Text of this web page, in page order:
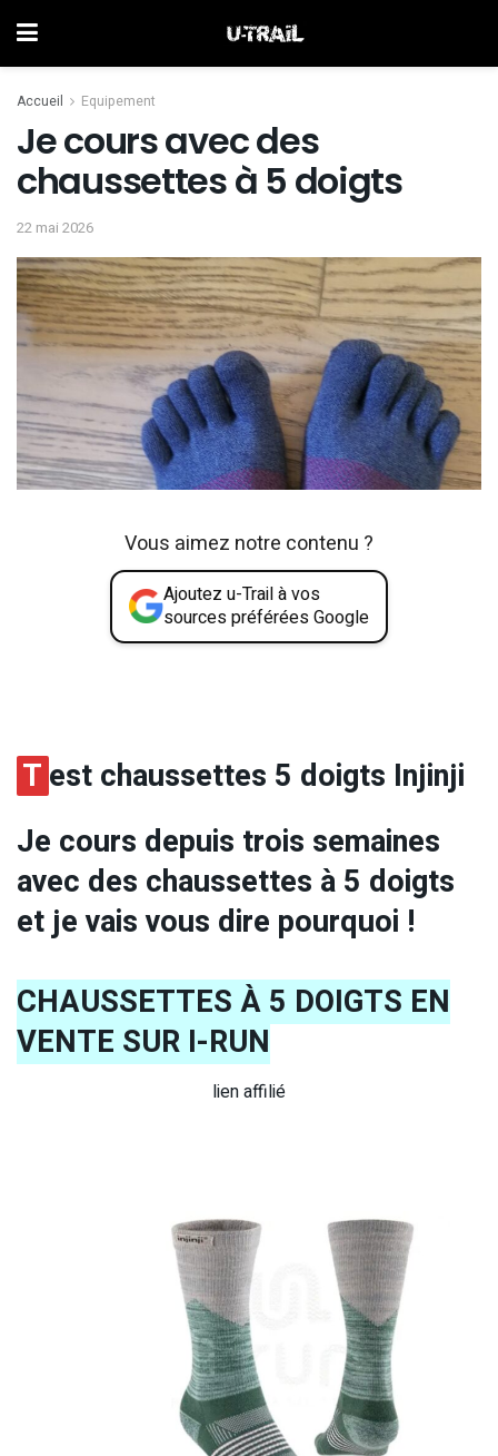
Accueil Equipement
Je cours avec des
chaussettes à 5 doigts
22 mai 2026
Vous aimez notre contenu ?
Ajoutez u-Trail à vos
sources préférées Google
T est chaussettes 5 doigts Injinji
Je cours depuis trois semaines
avec des chaussettes à 5 doigts
et je vais vous dire pourquoi !
CHAUSSETTES À 5 DOIGTS EN
VENTE SUR I-RUN
lien affilié